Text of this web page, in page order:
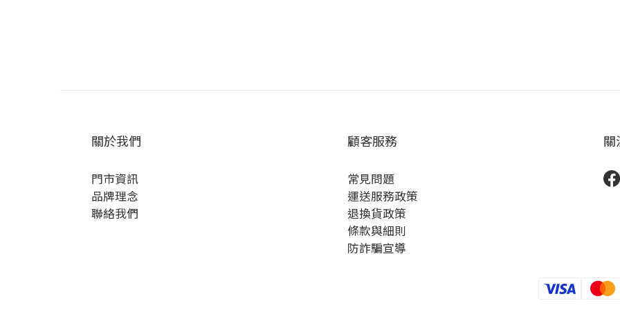
關於我們
門市資訊
品牌理念
聯絡我們
顧客服務
常見問題
運送服務政策
退換貨政策
條款與細則
防詐騙宣導
關